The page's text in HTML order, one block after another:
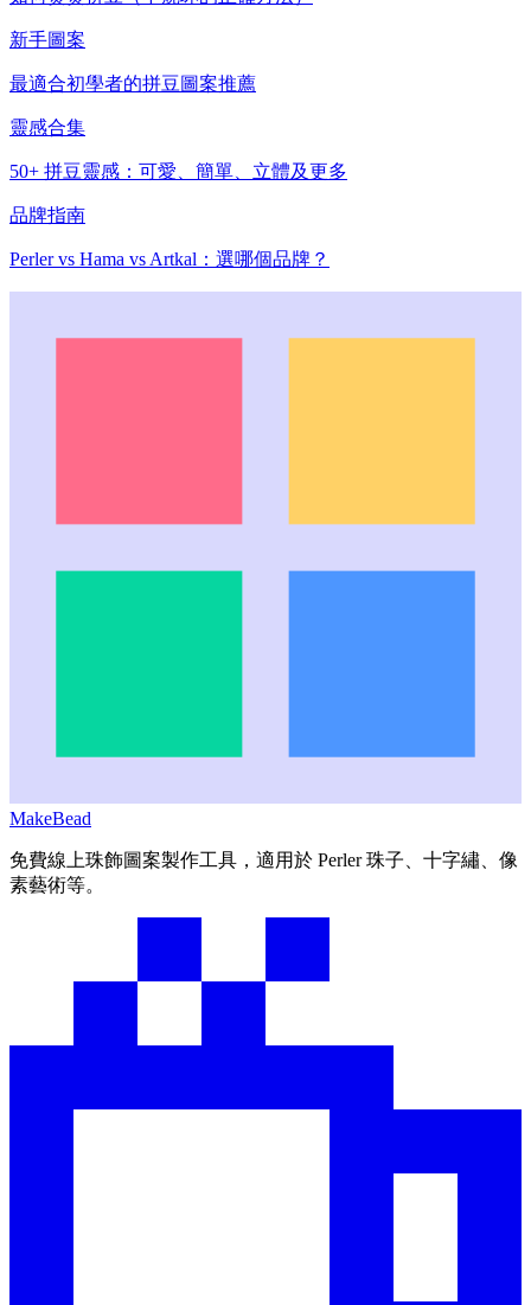
新手圖案
最適合初學者的拼豆圖案推薦
靈感合集
50+ 拼豆靈感：可愛、簡單、立體及更多
品牌指南
Perler vs Hama vs Artkal：選哪個品牌？
MakeBead
免費線上珠飾圖案製作工具，適用於 Perler 珠子、十字繡、像
素藝術等。